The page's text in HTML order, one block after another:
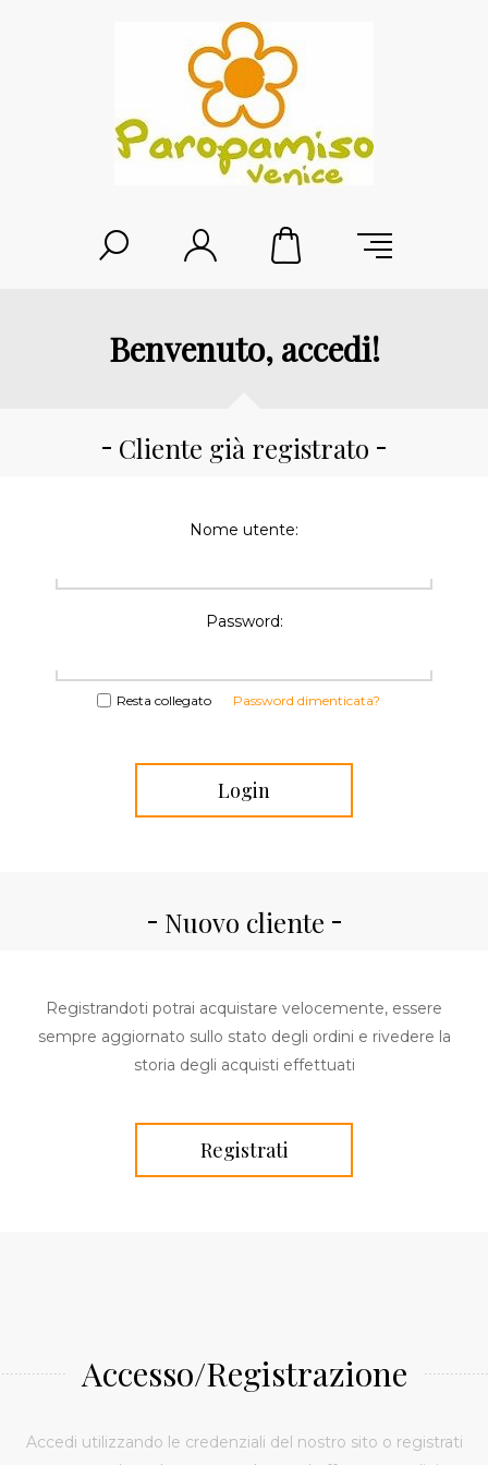
Benvenuto, accedi!
Cliente già registrato
Nome utente:
Password:
Resta collegato Password dimenticata?
Nuovo cliente
Registrandoti potrai acquistare velocemente, essere
sempre aggiornato sullo stato degli ordini e rivedere la
storia degli acquisti effettuati
Accesso/Registrazione
Accedi utilizzando le credenziali del nostro sito o registrati